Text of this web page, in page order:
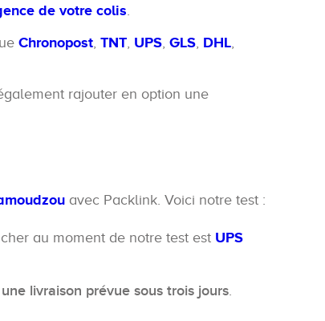
de votre colis.
Chronopost, TNT, UPS, GLS, DHL,
rajouter en option une
avec Packlink. Voici notre test :
au moment de notre test est UPS
une livraison prévue sous trois jours.